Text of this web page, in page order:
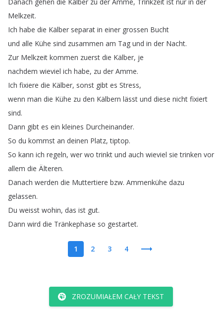
Melkzeit.
Ich habe die Kälber separat in einer grossen Bucht
und alle Kühe sind zusammen am Tag und in der Nacht.
Zur Melkzeit kommen zuerst die Kälber, je
nachdem wieviel ich habe, zu der Amme.
Ich fixiere die Kälber, sonst gibt es Stress,
wenn man die Kühe zu den Kälbern lässt und diese nicht fixiert
sind.
Dann gibt es ein kleines Durcheinander.
So du kommst an deinen Platz,tiptop.
So kann ich regeln, wer wo trinkt und auch wieviel sie trinken vor
allem die Älteren.
Danach werden die Muttertiere bzw. Ammenkühe dazu
gelassen.
Du weisst wohin, das ist gut.
Dann wird die Tränkephase so gestartet.
1 2 3 4
ZROZUMIAŁEM CAŁY TEKST